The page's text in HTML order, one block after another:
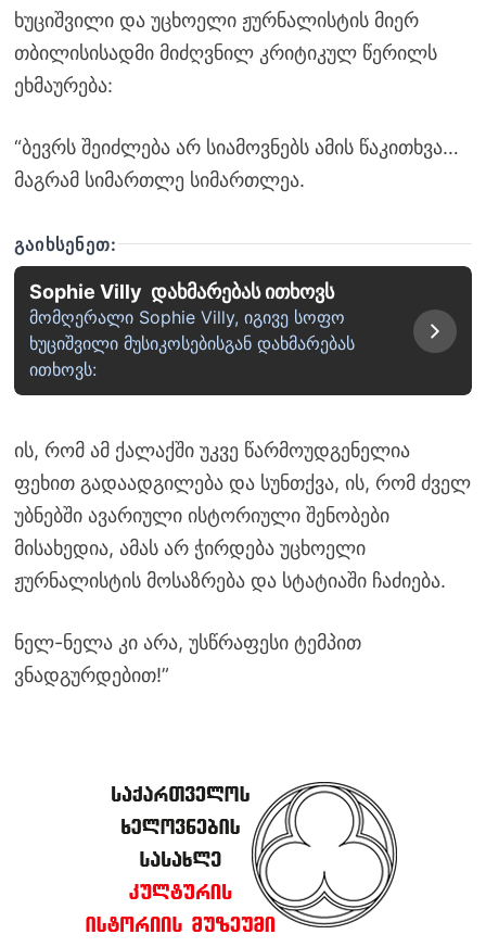
ხუციშვილი და უცხოელი ჟურნალისტის მიერ
თბილისისადმი მიძღვნილ კრიტიკულ წერილს
ეხმაურება:
“ბევრს შეიძლება არ სიამოვნებს ამის წაკითხვა…
მაგრამ სიმართლე სიმართლეა.
ᲒᲐᲘᲮᲡᲔᲜᲔᲗ:
Sophie Villy დახმარებას ითხოვს
მომღერალი Sophie Villy, იგივე სოფო
ხუციშვილი მუსიკოსებისგან დახმარებას
ითხოვს:
ის, რომ ამ ქალაქში უკვე წარმოუდგენელია
ფეხით გადაადგილება და სუნთქვა, ის, რომ ძველ
უბნებში ავარიული ისტორიული შენობები
მისახედია, ამას არ ჭირდება უცხოელი
ჟურნალისტის მოსაზრება და სტატიაში ჩაძიება.
ნელ-ნელა კი არა, უსწრაფესი ტემპით
ვნადგურდებით!”